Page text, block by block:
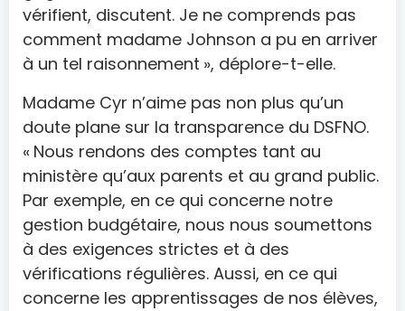
vérifient, discutent. Je ne comprends pas
comment madame Johnson a pu en arriver
à un tel raisonnement », déplore-t-elle.
Madame Cyr n’aime pas non plus qu’un
doute plane sur la transparence du DSFNO.
« Nous rendons des comptes tant au
ministère qu’aux parents et au grand public.
Par exemple, en ce qui concerne notre
gestion budgétaire, nous nous soumettons
à des exigences strictes et à des
vérifications régulières. Aussi, en ce qui
concerne les apprentissages de nos élèves,